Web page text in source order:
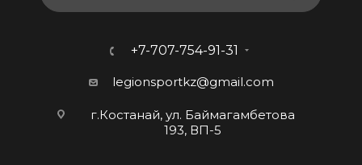
+7-707-754-91-31
legionsportkz@gmail.com
г.Костанай, ул. Баймагамбетова
193, ВП-5